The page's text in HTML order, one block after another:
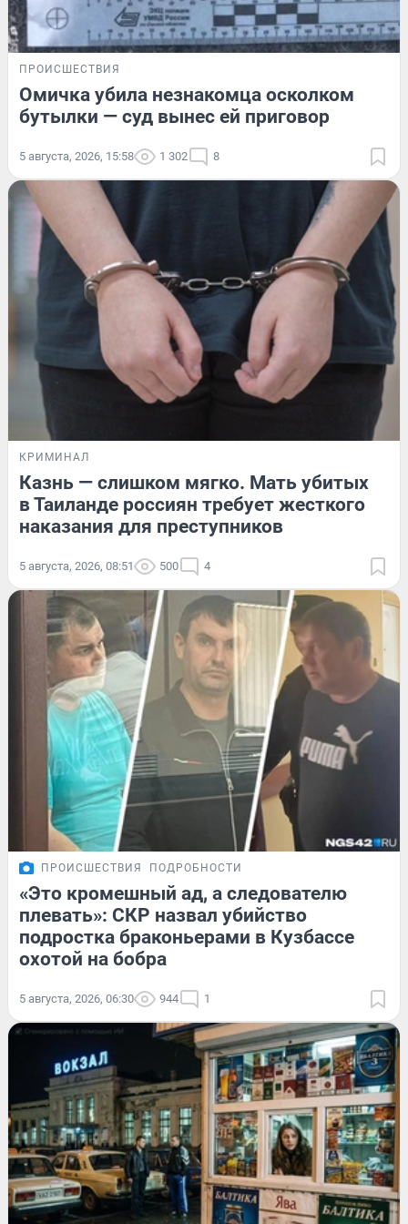
ПРОИСШЕСТВИЯ
Омичка убила незнакомца осколком
бутылки — суд вынес ей приговор
5 августа, 2026, 15:58 1 302 8
КРИМИНАЛ
Казнь — слишком мягко. Мать убитых
в Таиланде россиян требует жесткого
наказания для преступников
5 августа, 2026, 08:51 500 4
ПРОИСШЕСТВИЯ ПОДРОБНОСТИ
«Это кромешный ад, а следователю
плевать»: СКР назвал убийство
подростка браконьерами в Кузбассе
охотой на бобра
5 августа, 2026, 06:30 944 1